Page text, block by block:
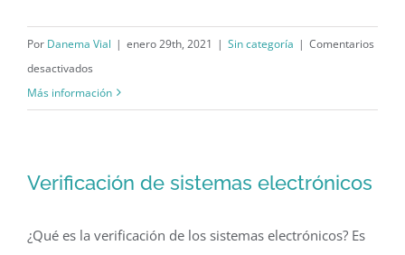
Por Danema Vial | enero 29th, 2021 | Sin categoría | Comentarios
desactivados
Todo
de
vapor
Más información
Verificación de sistemas electrónicos
¿Qué es la verificación de los sistemas electrónicos? Es